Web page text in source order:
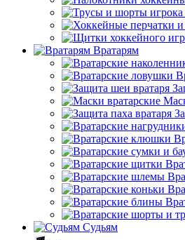
Вратарям
Судьям